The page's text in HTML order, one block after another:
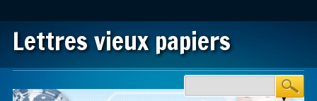
Lettres vieux papiers
Main menu